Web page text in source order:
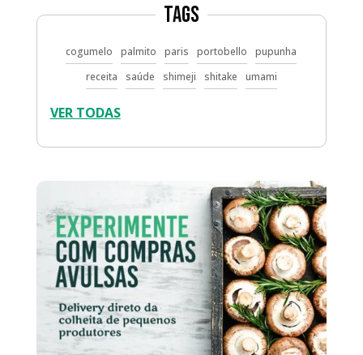
Tags
cogumelo palmito paris portobello
pupunha
receita
saúde shimeji shitake umami
VER TODAS